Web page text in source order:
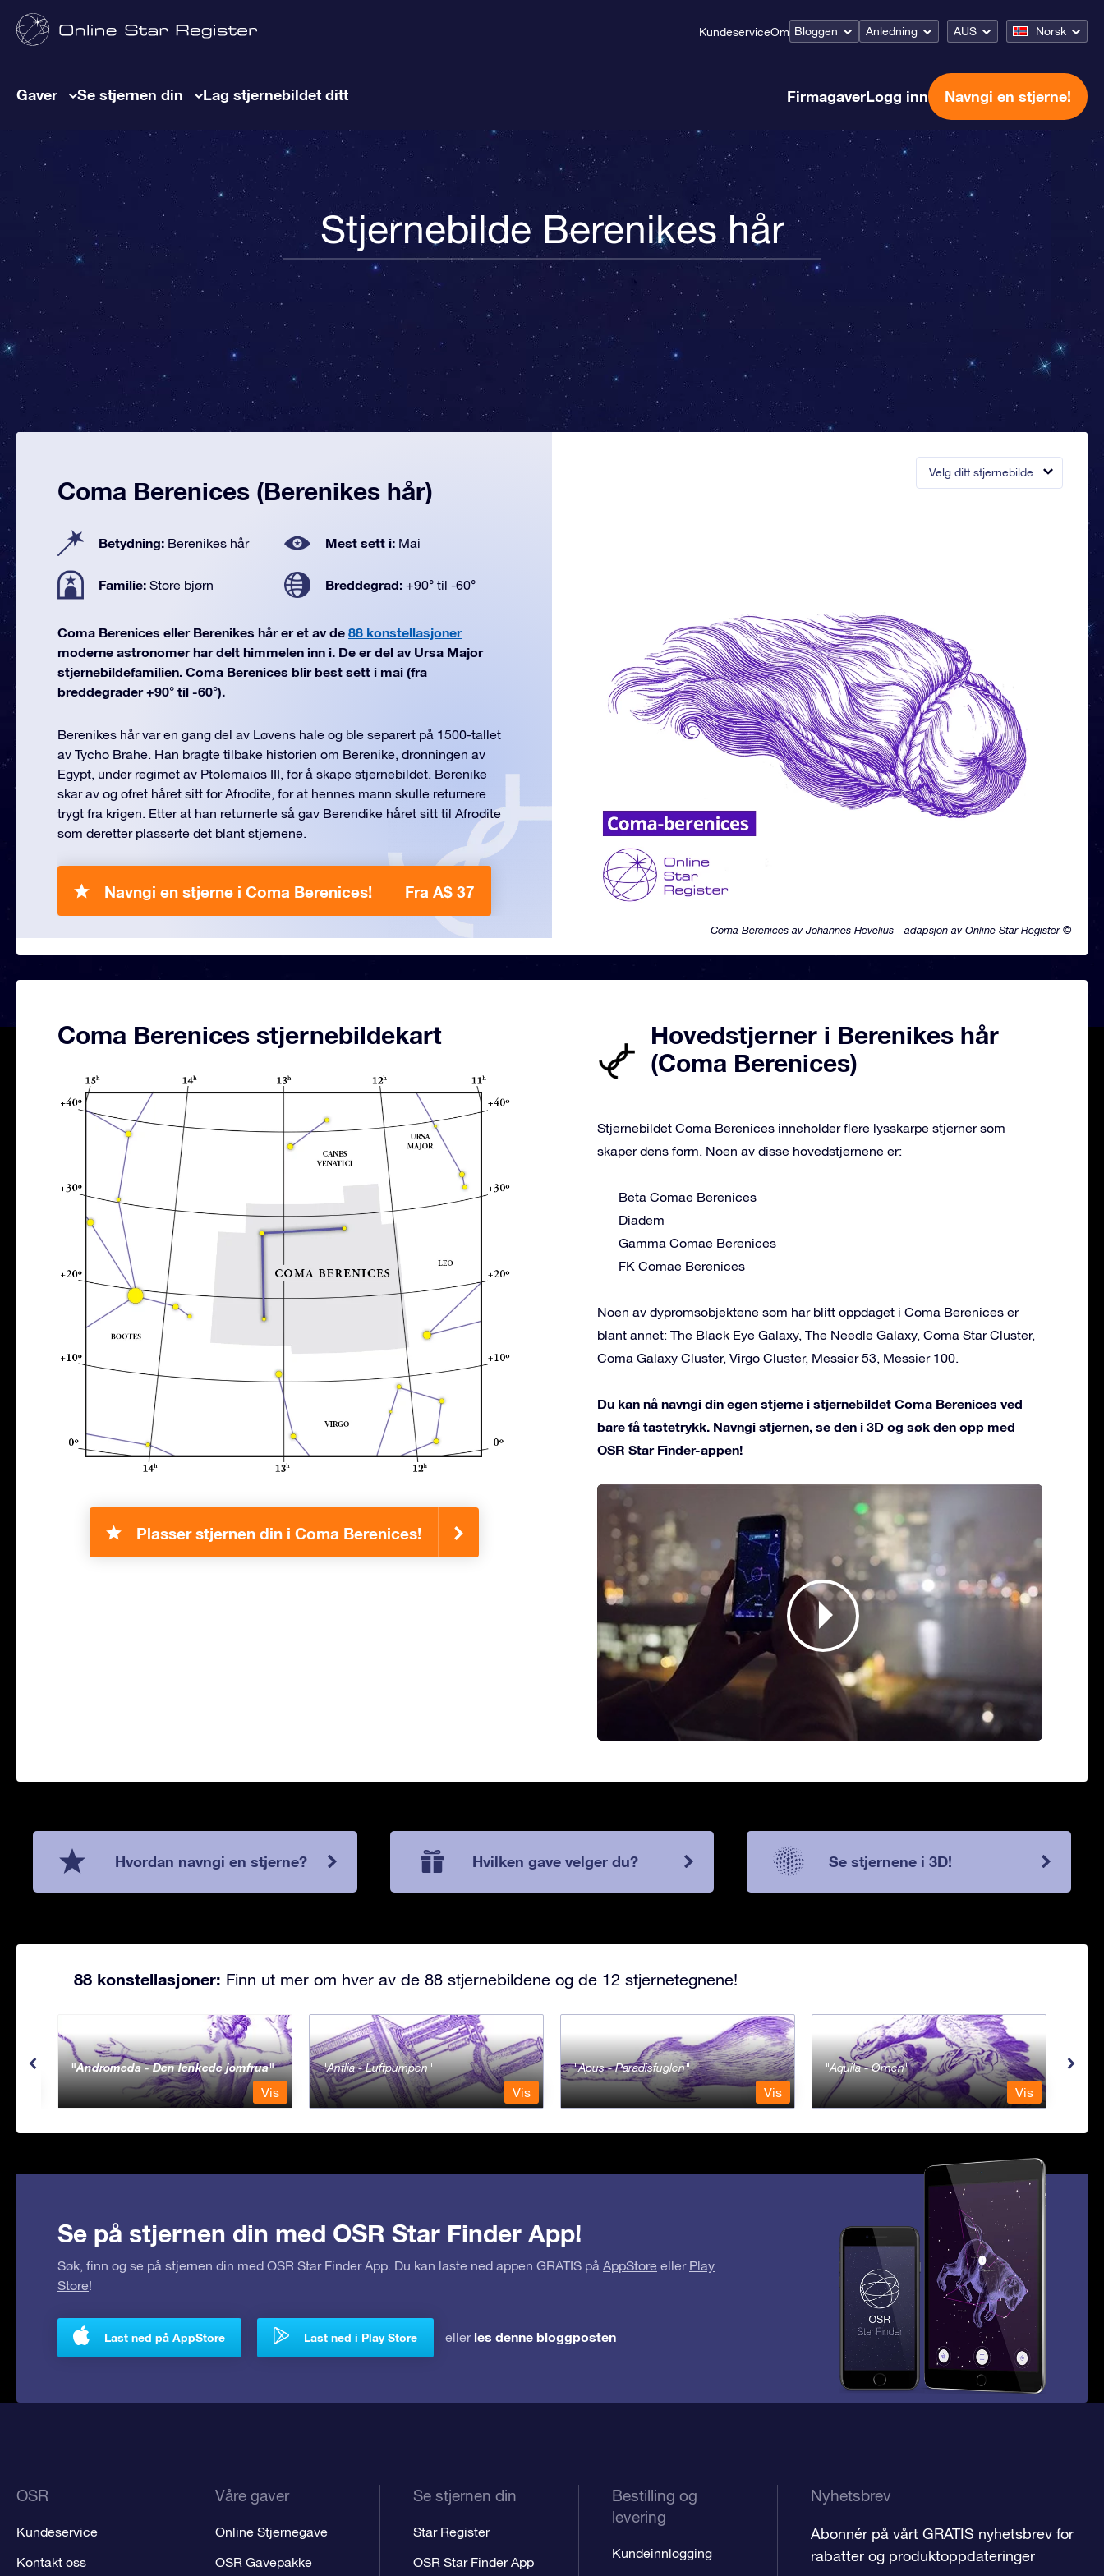
KundeserviceOm Bloggen Anledning AUS Norsk
Gaver Se stjernen din Lag stjernebildet ditt FirmagaverLogg inn Navngi en stjerne!
Stjernebilde Berenikes hår
Velg ditt stjernebilde
Coma Berenices av Johannes Hevelius - adapsjon av Online Star Register ©
Coma Berenices (Berenikes hår)
Betydning: Berenikes hår Mest sett i: Mai
Familie: Store bjørn Breddegrad: +90° til -60°
Coma Berenices eller Berenikes hår er et av de 88 konstellasjoner
moderne astronomer har delt himmelen inn i. De er del av Ursa Major
stjernebildefamilien. Coma Berenices blir best sett i mai (fra
breddegrader +90° til -60°).
Berenikes hår var en gang del av Løvens hale og ble separert på 1500-tallet
av Tycho Brahe. Han bragte tilbake historien om Berenike, dronningen av
Egypt, under regimet av Ptolemaios III, for å skape stjernebildet. Berenike
skar av og ofret håret sitt for Afrodite, for at hennes mann skulle returnere
trygt fra krigen. Etter at han returnerte så gav Berendike håret sitt til Afrodite
som deretter plasserte det blant stjernene.
Navngi en stjerne i Coma Berenices! Fra A$ 37
Coma Berenices stjernebildekart
Plasser stjernen din i Coma Berenices!
Hovedstjerner i Berenikes hår
(Coma Berenices)
Stjernebildet Coma Berenices inneholder flere lysskarpe stjerner som
skaper dens form. Noen av disse hovedstjernene er:
Beta Comae Berenices
Diadem
Gamma Comae Berenices
FK Comae Berenices
Noen av dypromsobjektene som har blitt oppdaget i Coma Berenices er
blant annet: The Black Eye Galaxy, The Needle Galaxy, Coma Star Cluster,
Coma Galaxy Cluster, Virgo Cluster, Messier 53, Messier 100.
Du kan nå navngi din egen stjerne i stjernebildet Coma Berenices ved
bare få tastetrykk. Navngi stjernen, se den i 3D og søk den opp med
OSR Star Finder-appen!
Hvordan navngi en stjerne? Hvilken gave velger du? Se stjernene i 3D!
88 konstellasjoner: Finn ut mer om hver av de 88 stjernebildene og de 12 stjernetegnene!
Andromeda - Den lenkede jomfrua
Vis
Antlia - Luftpumpen
Vis
Apus - Paradisfuglen
Vis
Aquila - Ørnen
Vis
Se på stjernen din med OSR Star Finder App!
Søk, finn og se på stjernen din med OSR Star Finder App. Du kan laste ned appen GRATIS på AppStore eller Play
Store!
Last ned på AppStore Last ned i Play Store eller les denne bloggposten
OSR
Kundeservice
Kontakt oss
Våre gaver
Online Stjernegave
OSR Gavepakke
Se stjernen din
Star Register
OSR Star Finder App
Bestilling og
levering
Kundeinnlogging
Nyhetsbrev
Abonnér på vårt GRATIS nyhetsbrev for
rabatter og produktoppdateringer